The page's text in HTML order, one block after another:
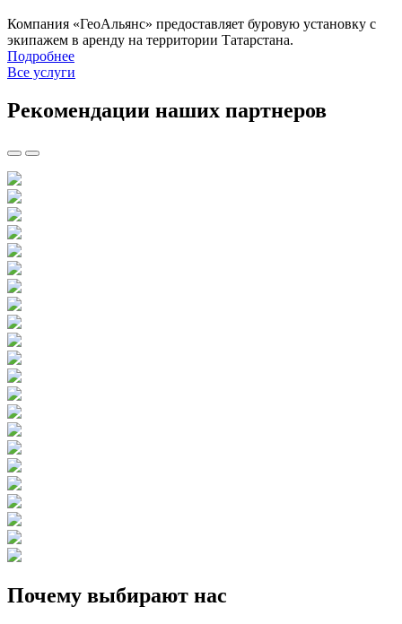
Компания «ГеоАльянс» предоставляет буровую установку с
экипажем в аренду на территории Татарстана.
Подробнее
Все услуги
Рекомендации наших партнеров
Почему выбирают нас